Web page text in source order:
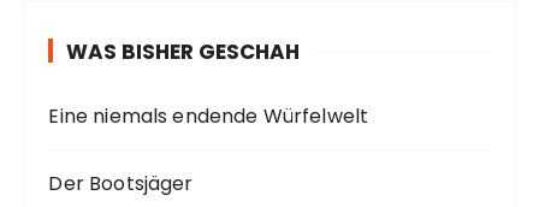
WAS BISHER GESCHAH
Eine niemals endende Würfelwelt
Der Bootsjäger